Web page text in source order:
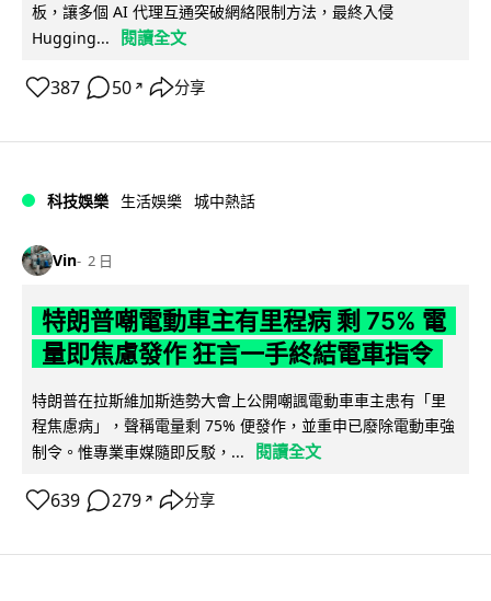
板，讓多個 AI 代理互通突破網絡限制方法，最終入侵
Hugging...
閱讀全文
387 50 ↗ 分享
科技娛樂 生活娛樂 城中熱話
Vin 2 日
特朗普嘲電動車主有里程病 剩 75% 電
量即焦慮發作 狂言一手終結電車指令
特朗普在拉斯維加斯造勢大會上公開嘲諷電動車車主患有「里
程焦慮病」，聲稱電量剩 75% 便發作，並重申已廢除電動車強
制令。惟專業車媒隨即反駁，...
閱讀全文
639 279 ↗ 分享